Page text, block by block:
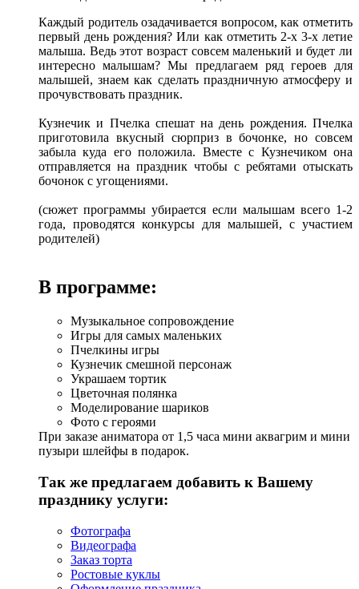
Каждый родитель озадачивается вопросом, как отметить
первый день рождения? Или как отметить 2-х 3-х летие
малыша. Ведь этот возраст совсем маленький и будет ли
интересно малышам? Мы предлагаем ряд героев для
малышей, знаем как сделать праздничную атмосферу и
прочувствовать праздник.
Кузнечик и Пчелка спешат на день рождения. Пчелка
приготовила вкусный сюрприз в бочонке, но совсем
забыла куда его положила. Вместе с Кузнечиком она
отправляется на праздник чтобы с ребятами отыскать
бочонок с угощениями.
(сюжет программы убирается если малышам всего 1-2
года, проводятся конкурсы для малышей, с участием
родителей)
В программе:
Музыкальное сопровождение
Игры для самых маленьких
Пчелкины игры
Кузнечик смешной персонаж
Украшаем тортик
Цветочная полянка
Моделирование шариков
Фото с героями
При заказе аниматора от 1,5 часа мини аквагрим и мини
пузыри шлейфы в подарок.
Так же предлагаем добавить к Вашему
празднику услуги:
Фотографа
Видеографа
Заказ торта
Ростовые куклы